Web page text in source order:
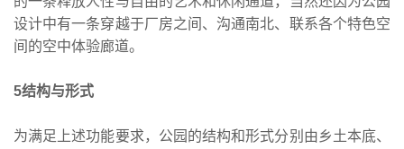
设计中有一条穿越于厂房之间、沟通南北、联系各个特色空
间的空中体验廊道。
5结构与形式
为满足上述功能要求，公园的结构和形式分别由乡土本底、